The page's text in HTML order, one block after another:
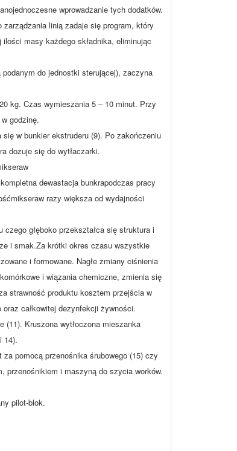
wprowadzanie tych dodatków.
linią zadaje się program, który
masy każdego składnika, eliminując
do jednostki sterującej), zaczyna
kg. Czas wymieszania 5 – 10 minut. Przy
godzinę.
w bunkier ekstruderu (9). Po zakończeniu
dozuje się do wytłaczarki.
dewastacja bunkrapodczas pracy
razy większa od wydajności
głęboko przekształca się struktura i
i smak.Za krótki okres czasu wszystkie
i formowane. Nagłe zmiany ciśnienia
i wiązania chemiczne, zmienia się
strawność produktu kosztem przejścia w
całkowitej dezynfekcji żywności.
(11). Kruszona wytłoczona mieszanka
14).
pomocą przenośnika śrubowego (15) czy
przenośnikiem i maszyną do szycia worków.
pilot-blok.